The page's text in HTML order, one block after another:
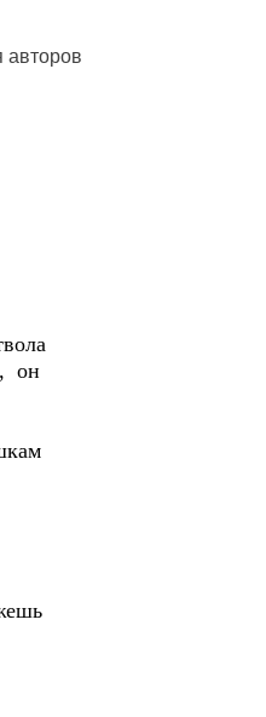
авторов
он